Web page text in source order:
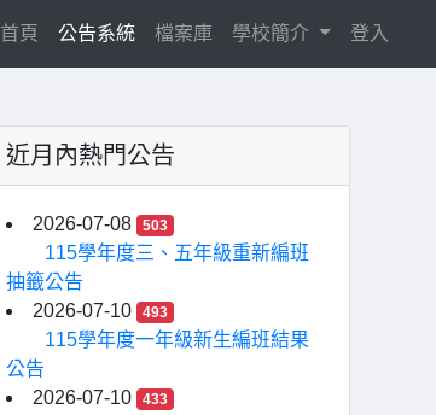
首頁 (current)
公告系統 檔案庫 學校簡介 登入
近月內熱門公告
2026-07-08 503
115學年度三、五年級重新編班
抽籤公告
2026-07-10
493
115學年度一年級新生編班結果
公告
2026-07-10
433